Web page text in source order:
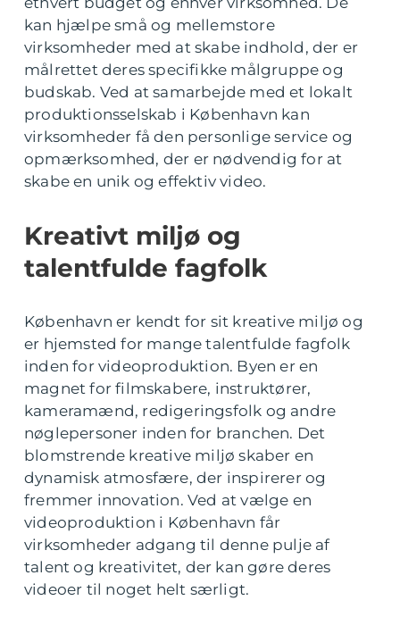
kan hjælpe små og mellemstore
virksomheder med at skabe indhold, der er
målrettet deres specifikke målgruppe og
budskab. Ved at samarbejde med et lokalt
produktionsselskab i København kan
virksomheder få den personlige service og
opmærksomhed, der er nødvendig for at
skabe en unik og effektiv video.
Kreativt miljø og
talentfulde fagfolk
København er kendt for sit kreative miljø og
er hjemsted for mange talentfulde fagfolk
inden for videoproduktion. Byen er en
magnet for filmskabere, instruktører,
kameramænd, redigeringsfolk og andre
nøglepersoner inden for branchen. Det
blomstrende kreative miljø skaber en
dynamisk atmosfære, der inspirerer og
fremmer innovation. Ved at vælge en
videoproduktion i København får
virksomheder adgang til denne pulje af
talent og kreativitet, der kan gøre deres
videoer til noget helt særligt.